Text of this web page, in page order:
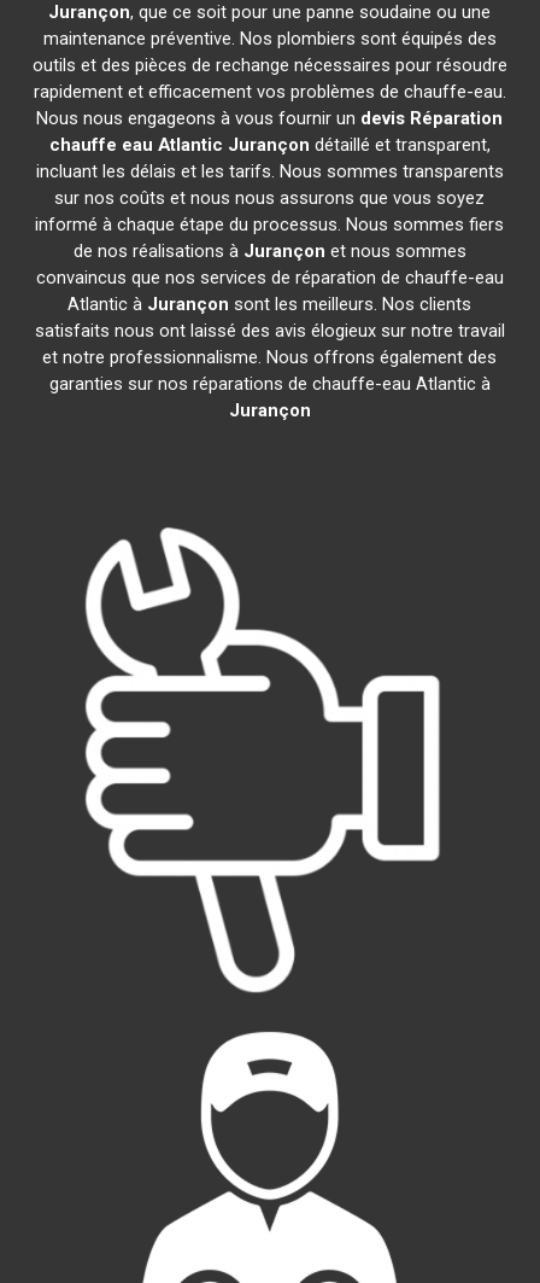
Jurançon, que ce soit pour une panne soudaine ou une
maintenance préventive. Nos plombiers sont équipés des
outils et des pièces de rechange nécessaires pour résoudre
rapidement et efficacement vos problèmes de chauffe-eau.
Nous nous engageons à vous fournir un devis Réparation
chauffe eau Atlantic Jurançon détaillé et transparent,
incluant les délais et les tarifs. Nous sommes transparents
sur nos coûts et nous nous assurons que vous soyez
informé à chaque étape du processus. Nous sommes fiers
de nos réalisations à Jurançon et nous sommes
convaincus que nos services de réparation de chauffe-eau
Atlantic à Jurançon sont les meilleurs. Nos clients
satisfaits nous ont laissé des avis élogieux sur notre travail
et notre professionnalisme. Nous offrons également des
garanties sur nos réparations de chauffe-eau Atlantic à
Jurançon